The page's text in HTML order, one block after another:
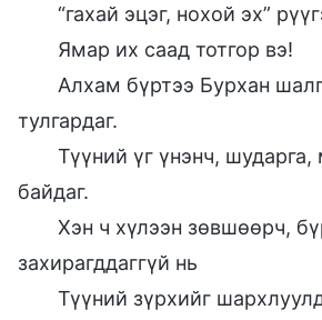
“гахай эцэг, нохой эх”
Ямар их саад тотгор вэ!
Алхам бүртээ Бурхан
тулгардаг.
Түүний үг үнэнч, шударга,
байдаг.
Хэн ч хүлээн зөвшөөрч,
захирагддаггүй нь
Түүний зүрхийг